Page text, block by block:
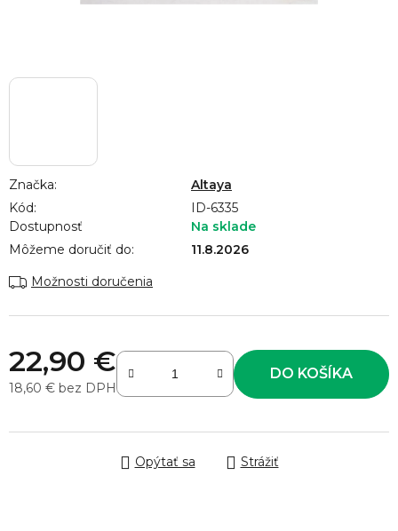
Dostupnosť
Na sklade
Môžeme doručiť do:
11.8.2026
Možnosti doručenia
Značka:
Altaya
Kód:
ID-6335
22,90 €
18,60 € bez DPH
DO KOŠÍKA
Opýtať sa Strážiť